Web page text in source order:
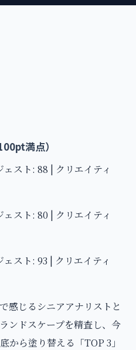
満点）
スト: 88 | クリエイティ
スト: 80 | クリエイティ
スト: 93 | クリエイティ
感じるシニアアナリストと
ンドスケープを精査し、今
から塗り替える「TOP 3」